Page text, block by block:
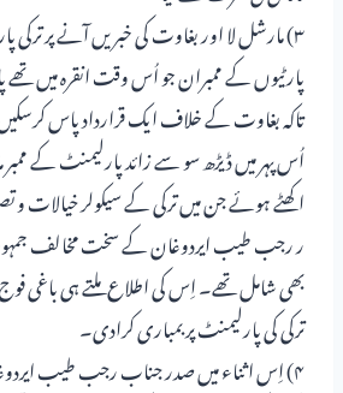
۳) مارشل لا اور بغاوت کی خبریں آنے پر
پارٹیوں کے ممبران جو اُس وقت انقرہ میں
تاکہ بغاوت کے خلاف ایک قرارداد پاس
اُس پہر میں ڈیڑھ سو سے زائد پارلیمنٹ کے
اکھٹے ہوئے جن میں ترکی کے سیکولر خیالات
ر رجب طیب ایردوغان کے سخت مخالف
ترکی کی پارلیمنٹ پر بمباری کرادی۔
۴) اِس اثناء میں صدر جناب رجب طیب